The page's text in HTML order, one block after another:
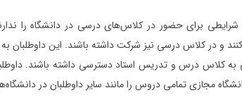
شرایطی برای حضور در کلاس‌های درسی در دانشگاه را
و در کلاس درسی نیز شرکت داشته باشند. این
به کلاس درس و تدریس استاد دسترسی داشته باشند.
مجازی تمامی دروس را مانند سایر داوطلبان در